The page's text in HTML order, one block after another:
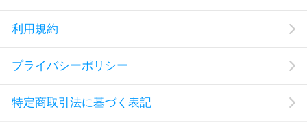
利用規約
プライバシーポリシー
特定商取引法に基づく表記